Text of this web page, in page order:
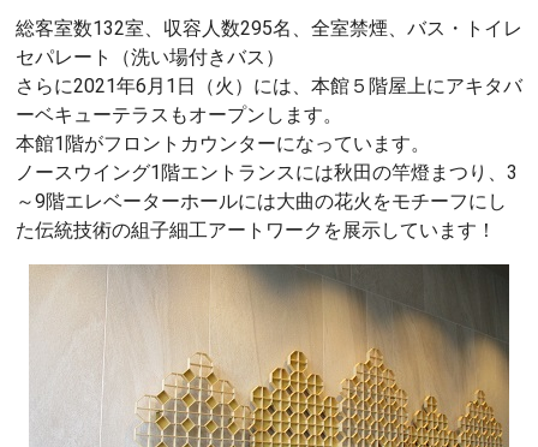
総客室数132室、収容人数295名、全室禁煙、バス・トイレ
セパレート（洗い場付きバス）
さらに2021年6月1日（火）には、本館５階屋上にアキタバ
ーベキューテラスもオープンします。
本館1階がフロントカウンターになっています。
ノースウイング1階エントランスには秋田の竿燈まつり、3
～9階エレベーターホールには大曲の花火をモチーフにし
た伝統技術の組子細工アートワークを展示しています！